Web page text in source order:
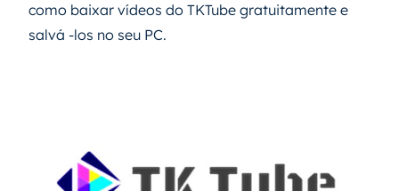
como baixar vídeos do TKTube gratuitamente e
salvá -los no seu PC.